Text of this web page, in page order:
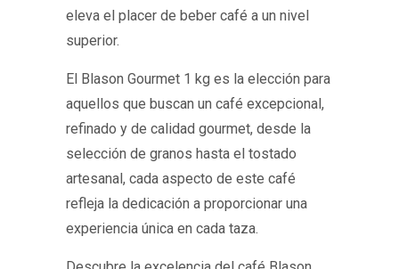
eleva el placer de beber café a un nivel
superior.
El Blason Gourmet 1 kg es la elección para
aquellos que buscan un café excepcional,
refinado y de calidad gourmet, desde la
selección de granos hasta el tostado
artesanal, cada aspecto de este café
refleja la dedicación a proporcionar una
experiencia única en cada taza.